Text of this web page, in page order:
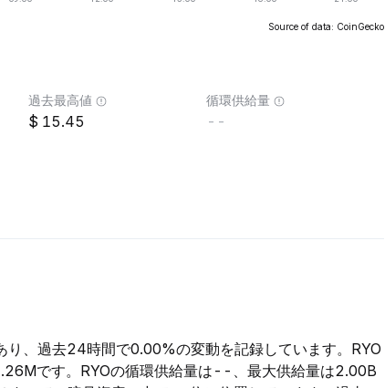
Source of data: CoinGecko
過去最高値
15.45
循環供給量
--
、過去24時間で0.00%の変動を記録しています。RYO
です。RYOの循環供給量は--、最大供給量は2.00B